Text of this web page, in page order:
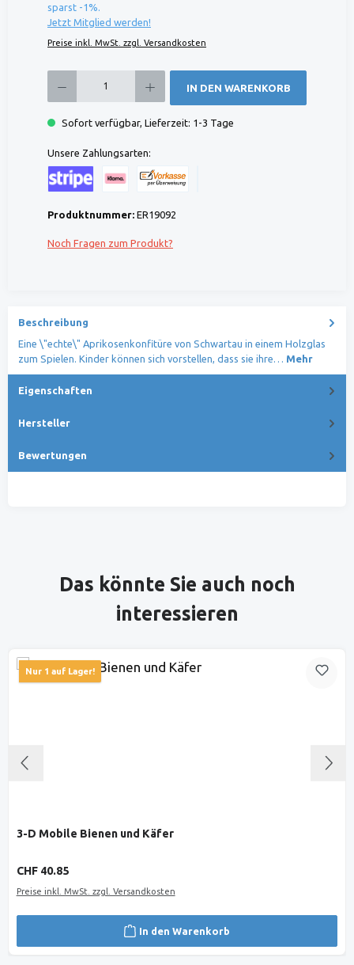
sparst -1%.
Jetzt Mitglied werden!
Preise inkl. MwSt. zzgl. Versandkosten
IN DEN WARENKORB
Sofort verfügbar, Lieferzeit: 1-3 Tage
Unsere Zahlungsarten:
Produktnummer: ER19092
Noch Fragen zum Produkt?
Beschreibung
Eine \"echte\" Aprikosenkonfitüre von Schwartau in einem Holzglas
zum Spielen. Kinder können sich vorstellen, dass sie ihre… Mehr
Eigenschaften
Hersteller
Bewertungen
Produktgalerie überspringen
Das könnte Sie auch noch
interessieren
Nur 1 auf Lager!
3-D Mobile Bienen und Käfer
Regulärer Preis:
CHF 40.85
Preise inkl. MwSt. zzgl. Versandkosten
In den Warenkorb